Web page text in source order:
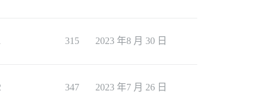
315 2023 年8 月 30 日
347 2023 年7 月 26 日